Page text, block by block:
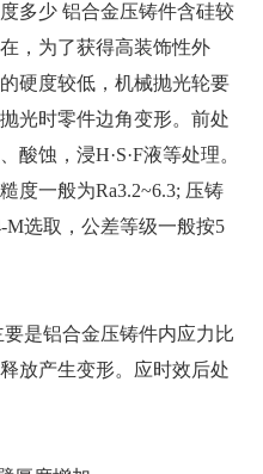
多少 铝合金压铸件含硅较
，为了获得高装饰性外
硬度较低，机械抛光轮要
光时零件边角变形。前处
蚀，浸H·S·F液等处理。
度一般为Ra3.2~6.3; 压铸
M选取，公差等级一般按5
是铝合金压铸件内应力比
放产生变形。应时效后处